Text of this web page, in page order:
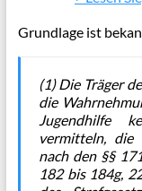
Grundlage ist
(1) Die Träger
die
Jugendhilfe
vermitteln, die
nach den §§
182 bis 184g,